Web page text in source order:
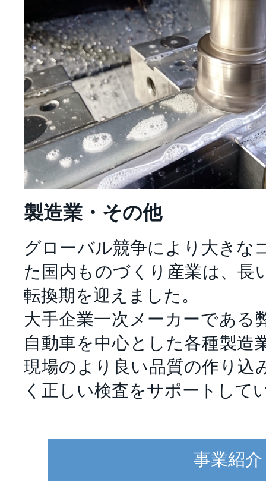
製造業・その他
グローバル競争により大きな
た国内ものづくり産業は、長
転換期を迎えました。
大手企業一次メーカーである
自動車を中心とした各種製造
現場のより良い品質の作り込
く正しい検査をサポートして
事業紹介